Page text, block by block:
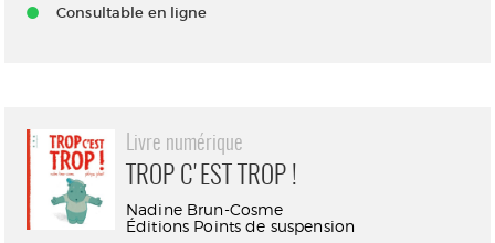
Consultable en ligne
Livre numérique
TROP C'EST TROP !
Nadine Brun-Cosme
Éditions Points de suspension